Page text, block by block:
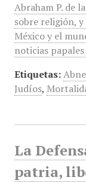
Abraham P. de
sobre religión,
México y el
noticias
Etiquetas:
Judíos,
La
patria,